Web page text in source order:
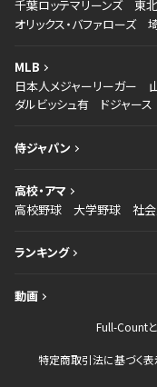
千葉ロッテマリーンズ
東
オリックス・バファローズ
MLB
日本人メジャーリーガー
ダルビッシュ有
ドジャース
侍ジャパン
高校・アマ
高校野球
大学野球 社
ランキング
動画
Full-Count
特定商取引法に基づく